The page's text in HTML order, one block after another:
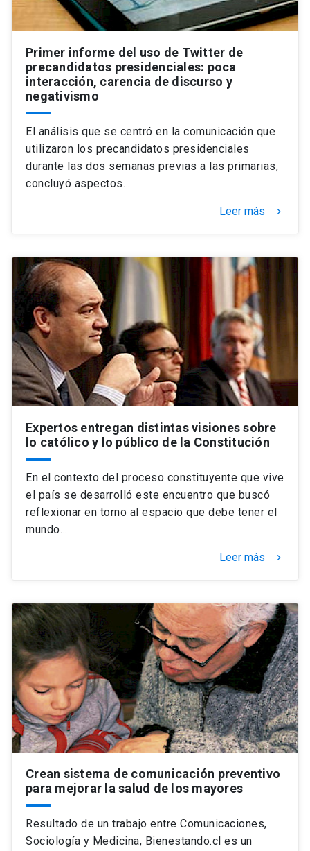
Primer informe del uso de Twitter de
precandidatos presidenciales: poca
interacción, carencia de discurso y
negativismo
El análisis que se centró en la comunicación que
utilizaron los precandidatos presidenciales
durante las dos semanas previas a las primarias,
concluyó aspectos…
Leer más keyboard_arrow_right
Expertos entregan distintas visiones sobre
lo católico y lo público de la Constitución
En el contexto del proceso constituyente que vive
el país se desarrolló este encuentro que buscó
reflexionar en torno al espacio que debe tener el
mundo…
Leer más keyboard_arrow_right
Crean sistema de comunicación preventivo
para mejorar la salud de los mayores
Resultado de un trabajo entre Comunicaciones,
Sociología y Medicina, Bienestando.cl es un